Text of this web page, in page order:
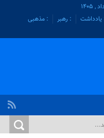
یادداشت : رهبر
: مذهبی